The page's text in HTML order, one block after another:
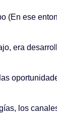
(En ese
era
los